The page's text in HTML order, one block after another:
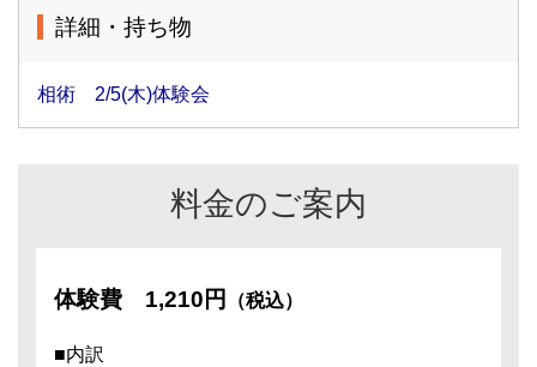
詳細・持ち物
相術 2/5(木)体験会
料金のご案内
体験費 1,210円 （税込）
■内訳